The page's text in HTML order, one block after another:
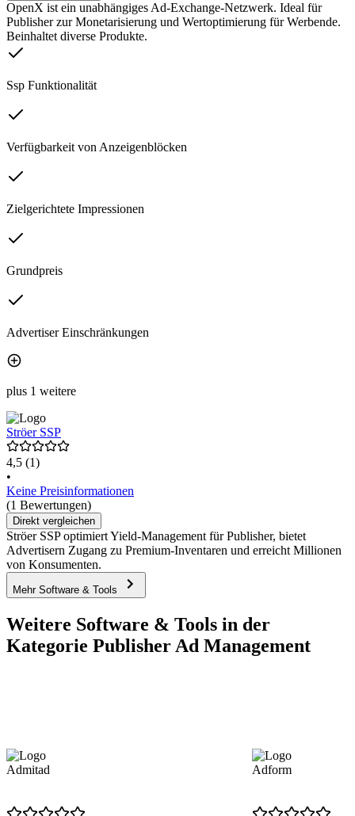
OpenX ist ein unabhängiges Ad-Exchange-Netzwerk. Ideal für
Publisher zur Monetarisierung und Wertoptimierung für Werbende.
Beinhaltet diverse Produkte.
Ssp Funktionalität
Verfügbarkeit von Anzeigenblöcken
Zielgerichtete Impressionen
Grundpreis
Advertiser Einschränkungen
plus 1 weitere
Ströer SSP
4,5 (1)
•
Keine Preisinformationen
(1 Bewertungen)
Direkt vergleichen
Ströer SSP optimiert Yield-Management für Publisher, bietet
Advertisern Zugang zu Premium-Inventaren und erreicht Millionen
von Konsumenten.
Mehr Software & Tools
Weitere Software & Tools in der
Kategorie Publisher Ad Management
Admitad Adform